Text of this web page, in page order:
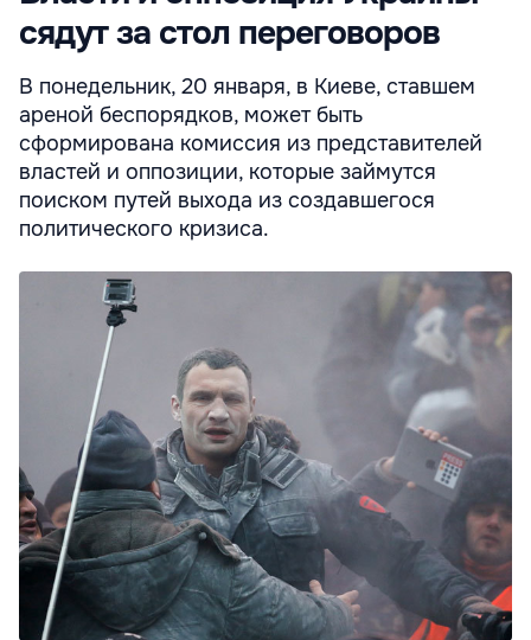
сядут за стол переговоров
В понедельник, 20 января, в Киеве, ставшем
ареной беспорядков, может быть
сформирована комиссия из представителей
властей и оппозиции, которые займутся
поиском путей выхода из создавшегося
политического кризиса.